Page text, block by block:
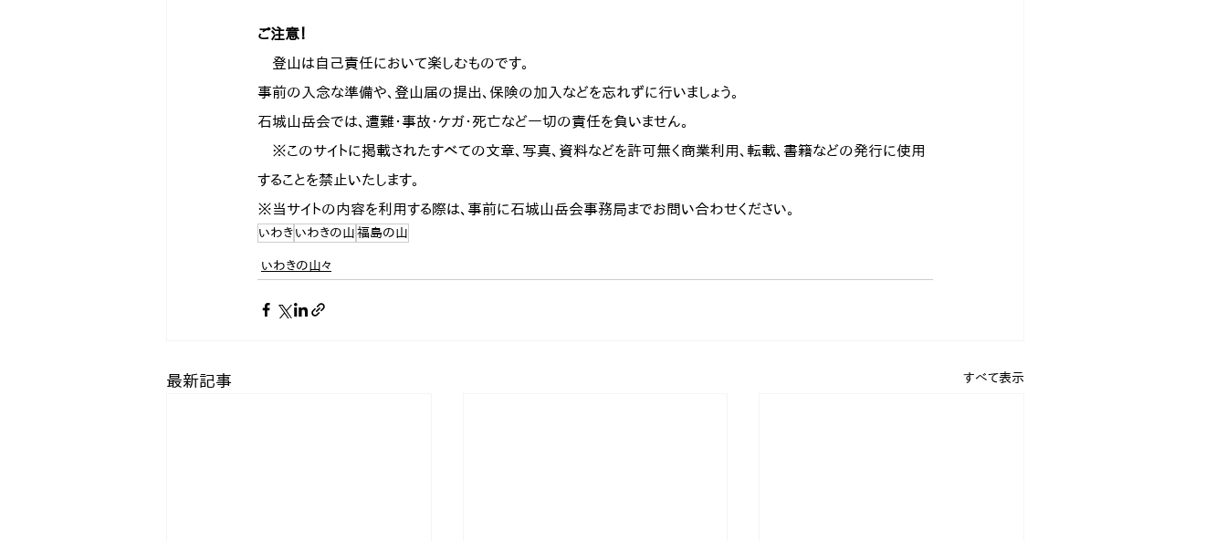
ご注意！
登山は自己責任において楽しむものです。
事前の入念な準備や、登山届の提出、保険の加入などを忘れずに行いましょう。
石城山岳会では、遭難・事故・ケガ・死亡など一切の責任を負いません。
※このサイトに掲載されたすべての文章、写真、資料などを許可無く商業利用、転載、書籍などの発行に使用
することを禁止いたします。
※当サイトの内容を利用する際は、事前に石城山岳会事務局までお問い合わせください。
いわき いわきの山 福島の山
いわきの山々
最新記事 すべて表示